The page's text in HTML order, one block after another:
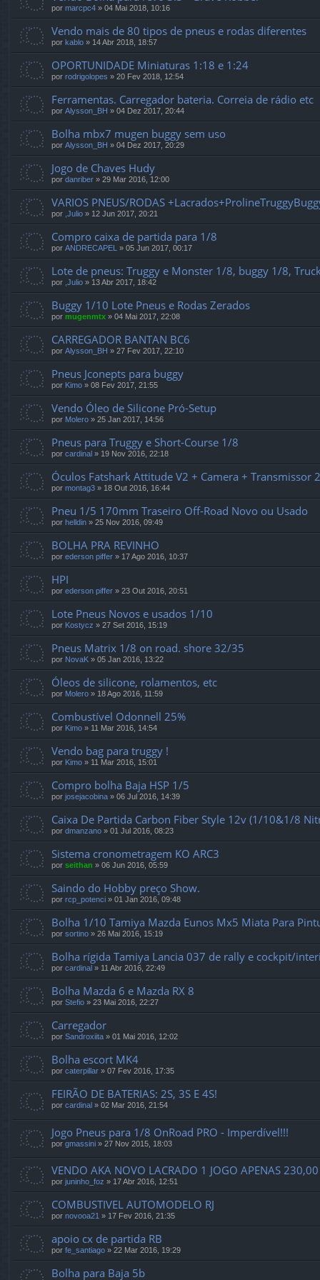
por marcpc4 » 04 Mai 2018, 10:16
Vendo mais de 80 tipos de pneus e rodas diferentes
por kablo » 14 Abr 2018, 18:57
OPORTUNIDADE Miniaturas 1:18 e 1:24
por rodrigolopes » 20 Fev 2018, 12:54
Ferramentas. Carregador bateria. Correia de rádio etc
por Alysson_BH » 04 Dez 2017, 20:44
Bolha mbx7 mugen buggy sem uso
por Alysson_BH » 04 Dez 2017, 20:29
Jogo de Chaves Hudy
por danriber » 29 Mar 2016, 12:00
VARIOS PNEUS/RODAS
por ,Julio » 12 Jun 2017, 20:21
Compro caixa de partida para 1/8
por ANDRECAPEL » 05 Jun 2017, 00:17
Lote de pneus: Truggy e Monster 1/8, buggy 1/8,
por ,Julio » 13 Abr 2017, 18:42
Buggy 1/10 Lote Pneus e Rodas Zerados
por mugenmtx » 04 Mai 2017, 22:08
CARREGADOR BANTAN BC6
por Alysson_BH » 27 Fev 2017, 22:10
Pneus Jconepts para buggy
por Kimo » 08 Fev 2017, 21:55
Vendo Óleo de Silicone Pró-Setup
por Molero » 25 Jan 2017, 14:56
Pneus para Truggy e Short-Course 1/8
por cardinal » 19 Nov 2016, 22:18
Óculos Fatshark Attitude V2 + Camera + Transmissor
por montag3 » 18 Out 2016, 16:44
Pneu 1/5 170mm Traseiro Off-Road Novo ou Usado
por helldin » 25 Nov 2016, 09:49
BOLHA PRA REVINHO
por ederson piffer » 17 Ago 2016, 10:37
HPI
por ederson piffer » 23 Out 2016, 20:51
Lote Pneus Novos e usados 1/10
por Kostycz » 27 Set 2016, 15:19
Pneus Matrix 1/8 on road. shore 32/35
por NovaK » 05 Jan 2016, 13:22
Óleos de silicone, rolamentos, etc
por Molero » 18 Ago 2016, 11:59
Combustível Odonnell 25%
por Kimo » 11 Mar 2016, 14:54
Vendo bag para truggy !
por Kimo » 11 Mar 2016, 15:01
Compro bolha Baja HSP 1/5
por josejacobina » 06 Jul 2016, 14:39
Caixa De Partida Carbon Fiber Style 12v (1/10&1/8
por dmanzano » 01 Jul 2016, 08:23
Sistema cronometragem KO ARC3
por seithan » 06 Jun 2016, 05:59
Saindo do Hobby preço Show.
por rcp_potenci » 01 Jan 2016, 09:48
Bolha 1/10 Tamiya Mazda Eunos Mx5 Miata Para
por sortino » 26 Mai 2016, 15:19
Bolha rígida Tamiya Lancia 037 de rally e cockpit/
por cardinal » 11 Abr 2016, 22:49
Bolha Mazda 6 e Mazda RX 8
por Stefio » 23 Mai 2016, 22:27
Carregador
por Sandroxiita » 01 Mai 2016, 12:02
Bolha escort MK4
por caterpillar » 07 Fev 2016, 17:35
FEIRÃO DE BATERIAS: 2S, 3S E 4S!
por cardinal » 02 Mar 2016, 21:54
Jogo Pneus para 1/8 OnRoad PRO - Imperdível!!!
por gmassini » 27 Nov 2015, 18:03
VENDO AKA NOVO LACRADO 1 JOGO APENAS 230,00
por juninho_foz » 17 Abr 2016, 12:51
COMBUSTIVEL AUTOMODELO RJ
por novooa21 » 17 Fev 2016, 21:35
apoio cx de partida RB
por fe_santiago » 22 Mar 2016, 19:29
Bolha para Baja 5b